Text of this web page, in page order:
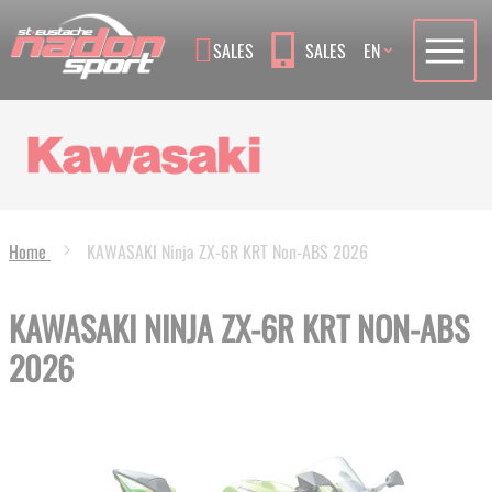
SALES SALES Language
EN
Home KAWASAKI Ninja ZX-6R KRT Non-ABS 2026
KAWASAKI NINJA ZX-6R KRT NON-ABS
2026